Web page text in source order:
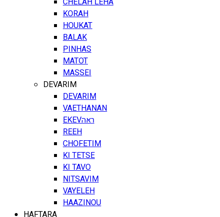
KORAH
HOUKAT
BALAK
PINHAS
MATOT
MASSEI
DEVARIM
DEVARIM
VAETHANAN
EKEVראה
REEH
CHOFETIM
KI TETSE
KI TAVO
NITSAVIM
VAYELEH
HAAZINOU